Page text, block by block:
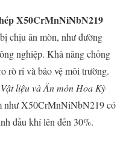
X50CrMnNiNbN219
chịu ăn mòn, như đường
nghiệp. Khả năng chống
rò rỉ và bảo vệ môi trường.
liệu và Ăn mòn Hoa Kỳ
như X50CrMnNiNbN219 có
dầu khí lên đến 30%.